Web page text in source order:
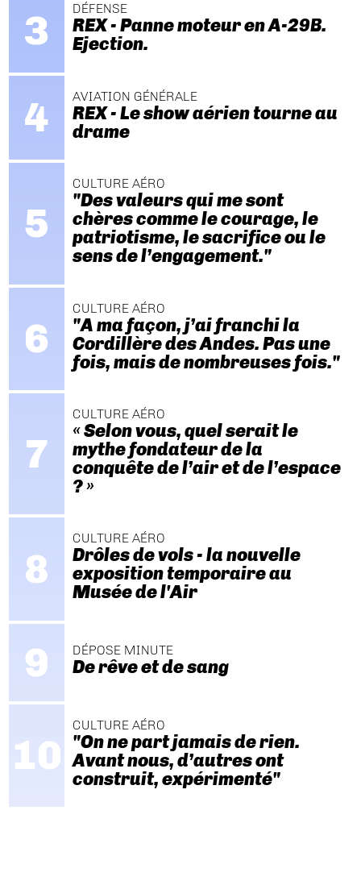
DÉFENSE
REX - Panne moteur en A-29B.
Ejection.
AVIATION GÉNÉRALE
REX - Le show aérien tourne au
drame
CULTURE AÉRO
"Des valeurs qui me sont
chères comme le courage, le
patriotisme, le sacrifice ou le
sens de l’engagement."
CULTURE AÉRO
"A ma façon, j’ai franchi la
Cordillère des Andes. Pas une
fois, mais de nombreuses fois."
CULTURE AÉRO
« Selon vous, quel serait le
mythe fondateur de la
conquête de l’air et de l’espace
? »
CULTURE AÉRO
Drôles de vols - la nouvelle
exposition temporaire au
Musée de l'Air
DÉPOSE MINUTE
De rêve et de sang
CULTURE AÉRO
"On ne part jamais de rien.
Avant nous, d’autres ont
construit, expérimenté"